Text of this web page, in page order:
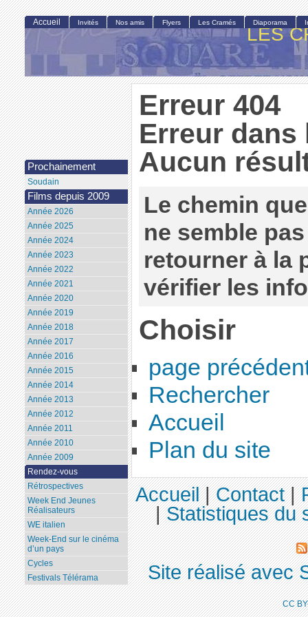
LES
Erreur 404
Erreur dans
Aucun
Le chemin
ne semble
retourner à la
vérifier les
Choisir
page
Rechercher
Accueil
Plan du site
Accueil Invités Nos amis Flyers Les Cramés Diaporama
Prochainement
Soudain
Films depuis 2009
Année 2026
Année 2025
Année 2024
Année 2023
Année 2022
Année 2021
Année 2020
Année 2019
Année 2018
Année 2017
Année 2016
Année 2015
Année 2014
Année 2013
Année 2012
Année 2011
Année 2010
Année 2009
Rendez-vous
Rétrospectives
Week End Jeunes
Réalisateurs
WE italien
Week-End sur le cinéma
d’un pays
Cycles
Festivals Télérama
Accueil|Contact|
|Statistiques du
Site réalisé avec
CC